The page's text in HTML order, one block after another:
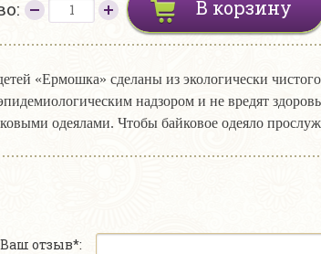
В корзину
«Ермошка» сделаны из экологически
надзором и не вредят
одеялами. Чтобы байковое одеяло
Ваш отзыв*: